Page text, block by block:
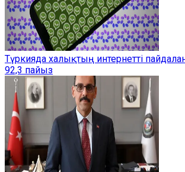
Түркияда халықтың интернетті
92,3 пайыз